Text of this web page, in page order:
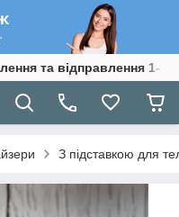
та відправлення 1-3
З підставкою для